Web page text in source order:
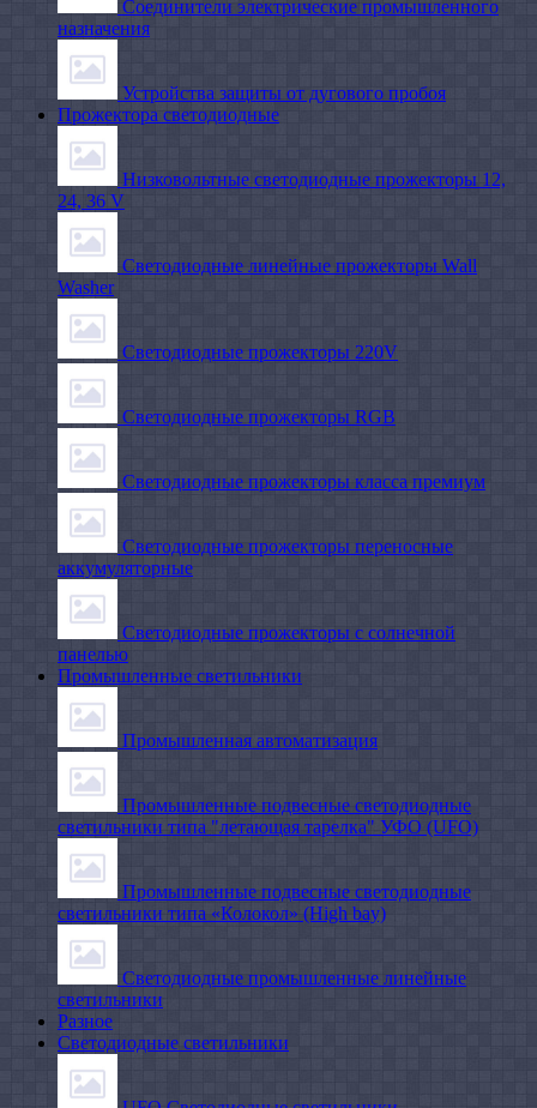
Соединители электрические промышленного
назначения
Устройства защиты от дугового пробоя
Прожектора светодиодные
Низковольтные светодиодные прожекторы 12,
24, 36 V
Светодиодные линейные прожекторы Wall
Washer
Светодиодные прожекторы 220V
Светодиодные прожекторы RGB
Светодиодные прожекторы класса премиум
Светодиодные прожекторы переносные
аккумуляторные
Светодиодные прожекторы с солнечной
панелью
Промышленные светильники
Промышленная автоматизация
Промышленные подвесные cветодиодные
светильники типа "летающая тарелка" УФО (UFO)
Промышленные подвесные cветодиодные
светильники типа «Колокол» (High bay)
Светодиодные промышленные линейные
светильники
Разное
Светодиодные светильники